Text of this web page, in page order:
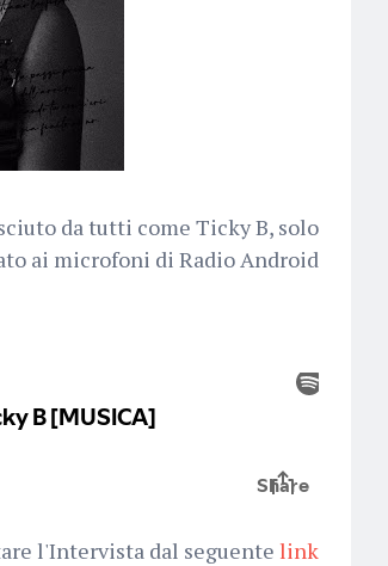
da tutti come Ticky B, solo
ai microfoni di Radio Android.
l'Intervista dal seguente link